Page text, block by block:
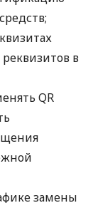
в
QR
замены